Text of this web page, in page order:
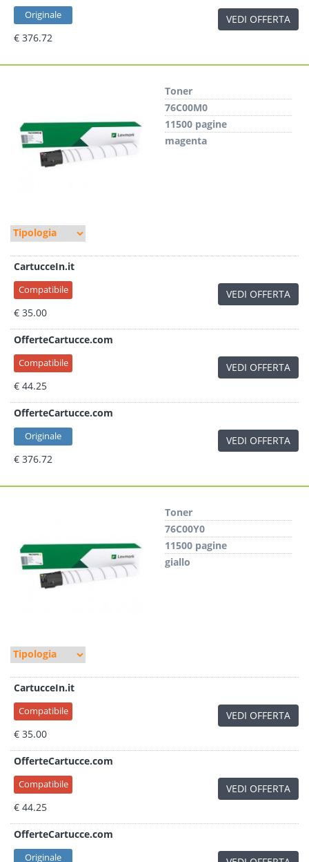
Originale
€ 376.72
VEDI OFFERTA
Toner
76C00M0
11500 pagine
magenta
CartucceIn.it
Compatibile
€ 35.00
VEDI OFFERTA
OfferteCartucce.com
Compatibile
€ 44.25
VEDI OFFERTA
OfferteCartucce.com
Originale
€ 376.72
VEDI OFFERTA
Toner
76C00Y0
11500 pagine
giallo
CartucceIn.it
Compatibile
€ 35.00
VEDI OFFERTA
OfferteCartucce.com
Compatibile
€ 44.25
VEDI OFFERTA
OfferteCartucce.com
Originale